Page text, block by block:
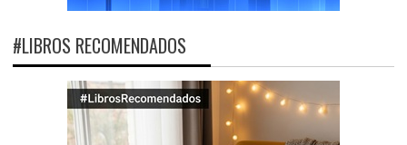
#LIBROS RECOMENDADOS